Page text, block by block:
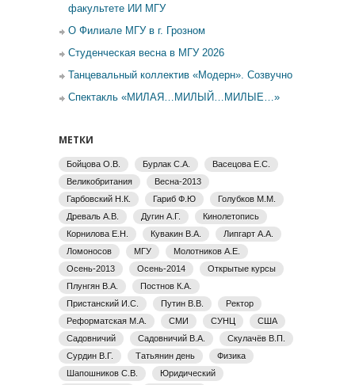
факультете ИИ МГУ
О Филиале МГУ в г. Грозном
Студенческая весна в МГУ 2026
Танцевальный коллектив «Модерн». Созвучно
Спектакль «МИЛАЯ…МИЛЫЙ…МИЛЫЕ…»
МЕТКИ
Бойцова О.В. Бурлак С.А.
Васецова Е.С.
Великобритания
Весна-2013
Гарбовский Н.К.
Гариб Ф.Ю
Голубков М.М.
Древаль А.В.
Дугин А.Г.
Кинолетопись
Корнилова Е.Н.
Кувакин В.А.
Липгарт А.А.
Ломоносов
МГУ
Молотников А.Е.
Осень-2013
Осень-2014
Открытые курсы
Плунгян В.А.
Постнов К.А.
Пристанский И.С.
Путин В.В.
Ректор
Реформатская М.А.
СМИ СУНЦ
США
Садовничий
Садовничий В.А.
Скулачёв В.П.
Сурдин В.Г.
Татьянин день
Физика
Шапошников С.В.
Юридический